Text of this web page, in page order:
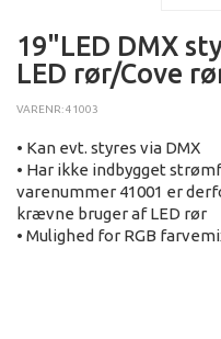
19"LED DMX
LED rør/Cove
VARENR: 41003
• Kan evt. styres via DMX
• Har ikke indbygget
varenummer 41001 er
krævne bruger af LED rør
• Mulighed for RGB